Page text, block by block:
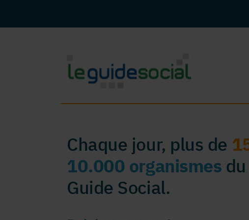
Chaque jour, plus de
10.000 organismes
Guide Social.